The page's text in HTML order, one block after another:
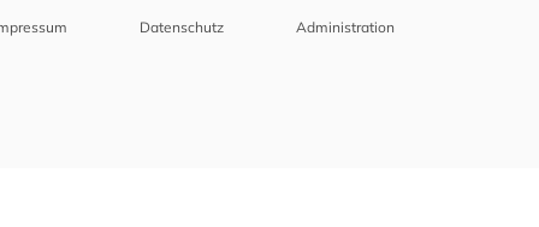
Datenschutz Administration